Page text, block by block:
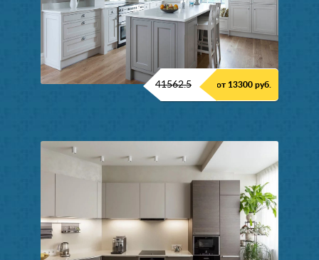
41562.5 от 13300 руб.